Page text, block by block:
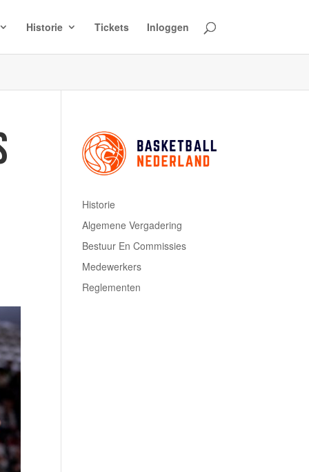
Historie Tickets Inloggen
Historie
Algemene Vergadering
Bestuur En Commissies
Medewerkers
Reglementen